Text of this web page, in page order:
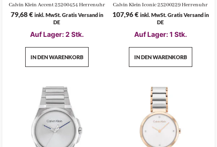
Calvin Klein Accent 25200454 Herrenuhr
79,68€ inkl. MwSt. Gratis Versand in
DE
Auf Lager: 2 Stk.
IN DEN WARENKORB
Calvin Klein Iconic 25200229 Herrenuhr
107,96€ inkl. MwSt. Gratis Versand in
DE
Auf Lager: 1 Stk.
IN DEN WARENKORB